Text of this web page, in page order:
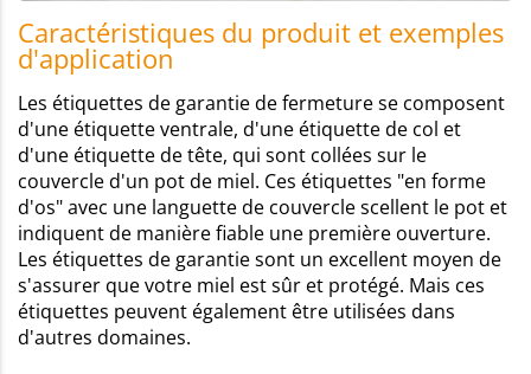
Caractéristiques du produit et exemples
d'application
Les étiquettes de garantie de fermeture se composent
d'une étiquette ventrale, d'une étiquette de col et
d'une étiquette de tête, qui sont collées sur le
couvercle d'un pot de miel. Ces étiquettes "en forme
d'os" avec une languette de couvercle scellent le pot et
indiquent de manière fiable une première ouverture.
Les étiquettes de garantie sont un excellent moyen de
s'assurer que votre miel est sûr et protégé. Mais ces
étiquettes peuvent également être utilisées dans
d'autres domaines.